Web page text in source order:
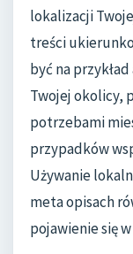
lokalizacji
treści
być na
Twojej okolicy,
potrzebami
przypadków
Używanie
meta opisach
pojawienie się